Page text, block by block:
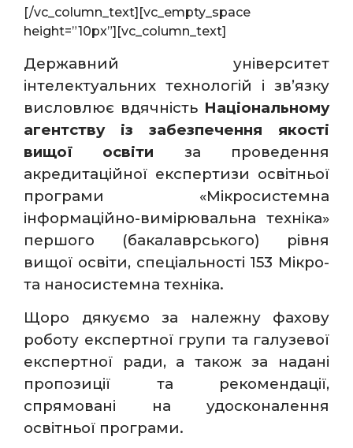
[/vc_column_text][vc_empty_space
height=”10px”][vc_column_text]
Державний університет
інтелектуальних технологій і зв’язку
висловлює вдячність Національному
агентству із забезпечення якості
вищої освіти за проведення
акредитаційної експертизи освітньої
програми «Мікросистемна
інформаційно-вимірювальна техніка»
першого (бакалаврського) рівня
вищої освіти, спеціальності 153 Мікро-
та наносистемна техніка.
Щоро дякуємо за належну фахову
роботу експертної групи та галузевої
експертної ради, а також за надані
пропозиції та рекомендації,
спрямовані на удосконалення
освітньої програми.